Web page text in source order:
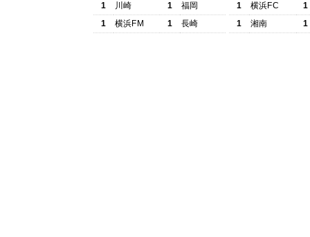
1
川崎 1
福岡
1
横浜FM 1 長崎
1
横浜FC
1
1
湘南 1